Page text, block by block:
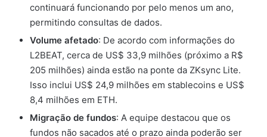
continuará funcionando por pelo menos um ano,
permitindo consultas de dados.
Volume afetado: De acordo com informações do
L2BEAT, cerca de US$ 33,9 milhões (próximo a R$
205 milhões) ainda estão na ponte da ZKsync Lite.
Isso inclui US$ 24,9 milhões em stablecoins e US$
8,4 milhões em ETH.
Migração de fundos: A equipe destacou que os
fundos não sacados até o prazo ainda poderão ser